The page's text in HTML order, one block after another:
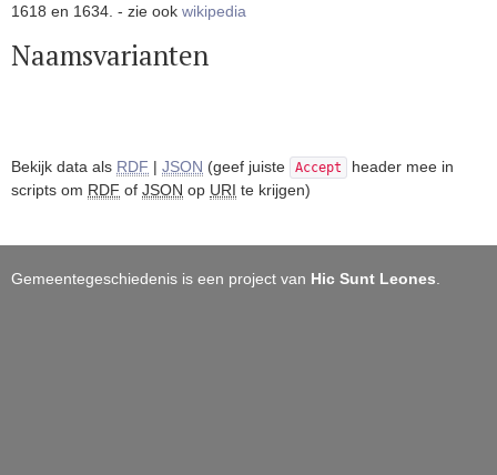
1618 en 1634. - zie ook wikipedia
Naamsvarianten
Bekijk data als RDF | JSON (geef juiste Accept
header mee in
scripts om RDF of JSON op URI te krijgen)
Gemeentegeschiedenis is een project van Hic Sunt Leones.